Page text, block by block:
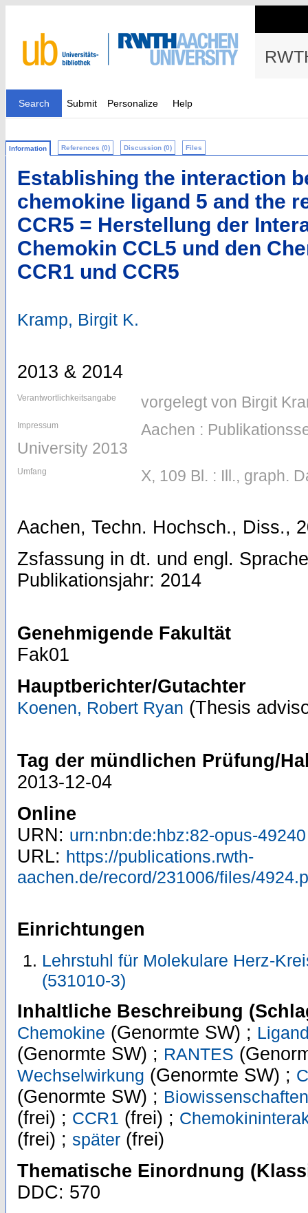
Search Submit Personalize Help
Information References (0) Discussion (0) Files
Establishing the interaction
chemokine ligand 5 and the
CCR5 = Herstellung der
Chemokin CCL5 und den
CCR1 und CCR5
Kramp, Birgit K.
2013 & 2014
Verantwortlichkeitsangabe vorgelegt von Birgit
Impressum
Aachen :
University 2013
Umfang X, 109 Bl. : Ill., graph.
Aachen, Techn. Hochsch., Diss.,
Zsfassung in dt. und engl.
Publikationsjahr: 2014
Genehmigende Fakultät
Fak01
Hauptberichter/Gutachter
Koenen, Robert Ryan (Thesis
Tag der mündlichen Prüfung/
2013-12-04
Online
URN: urn:nbn:de:hbz:82-opus-49240
URL: https://publications.rwth-
aachen.de/record/231006/files/
Einrichtungen
Lehrstuhl für Molekulare Herz-
(531010-3)
Inhaltliche Beschreibung
Chemokine (Genormte SW) ;
(Genormte SW) ; RANTES
Wechselwirkung (Genormte SW) ;
(Genormte SW) ;
(frei) ; CCR1 (frei) ;
(frei) ; später (frei)
Thematische Einordnung
DDC: 570